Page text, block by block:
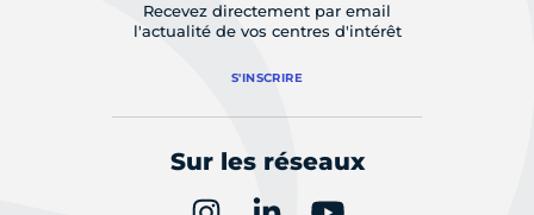
Recevez directement par email
l'actualité de vos centres d'intérêt
S'INSCRIRE
Sur les réseaux